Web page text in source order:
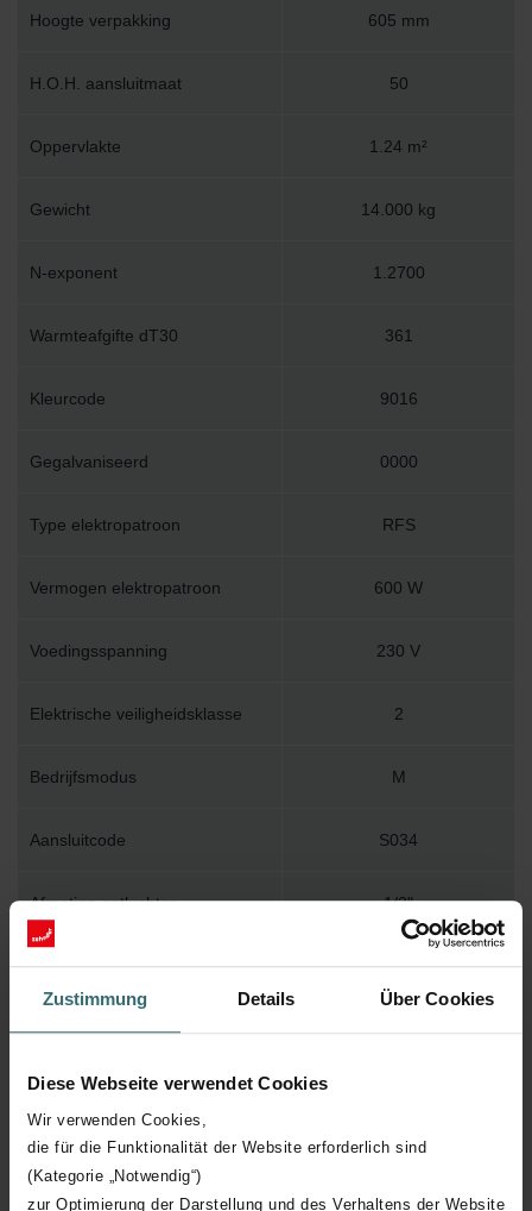
Zustimmung Details Über Cookies
Diese Webseite verwendet Cookies
Wir verwenden Cookies,
die für die Funktionalität der Website erforderlich sind
(Kategorie „Notwendig“)
zur Optimierung der Darstellung und des Verhaltens der Website
Hoogte verpakking 605 mm
H.O.H. aansluitmaat 50
Oppervlakte 1.24 m²
Gewicht 14.000 kg
N-exponent 1.2700
Warmteafgifte dT30 361
Kleurcode 9016
Gegalvaniseerd 0000
Type elektropatroon RFS
Vermogen elektropatroon 600 W
Voedingsspanning 230 V
Elektrische veiligheidsklasse 2
Bedrijfsmodus M
Aansluitcode S034
Afmeting ontluchter 1/2"
Muurbevestiging WBMET
Installatietoebehoren in
Max. werktemperatuur
Max. werkdruk